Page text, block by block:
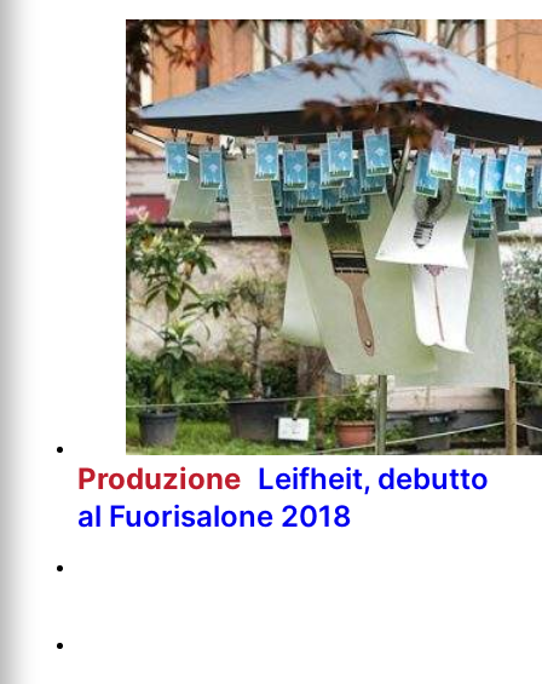
Produzione Leifheit, debutto
al Fuorisalone 2018